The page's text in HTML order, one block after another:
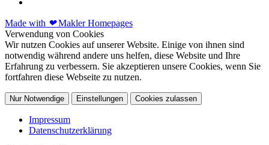
Made with ❤Makler Homepages
Verwendung von Cookies
Wir nutzen Cookies auf unserer Website. Einige von ihnen sind
notwendig während andere uns helfen, diese Website und Ihre
Erfahrung zu verbessern. Sie akzeptieren unsere Cookies, wenn Sie
fortfahren diese Webseite zu nutzen.
Nur Notwendige Einstellungen Cookies zulassen
Impressum
Datenschutzerklärung